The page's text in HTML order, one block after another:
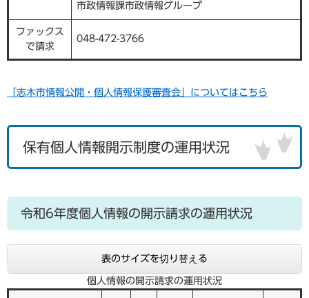
市政情報課市政情報グループ
ファックス
で請求
048-472-3766
「志木市情報公開・個人情報保護審査会」についてはこちら
保有個人情報開示制度の運用状況
令和6年度個人情報の開示請求の運用状況
表のサイズを切り替える
個人情報の開示請求の運用状況